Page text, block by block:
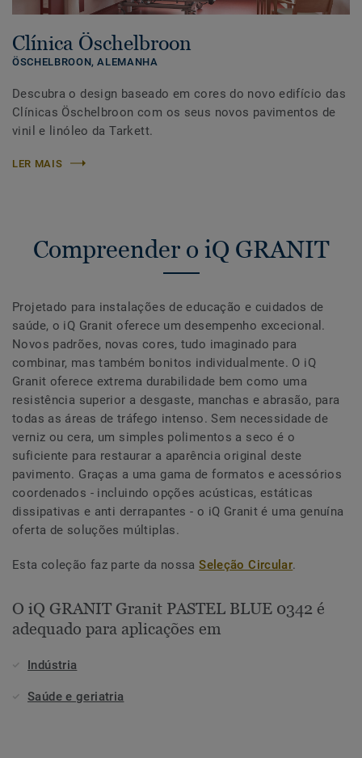
Clínica Öschelbroon
ÖSCHELBROON,ALEMANHA
Descubra o design baseado em cores do novo edifício das
Clínicas Öschelbroon com os seus novos pavimentos de
vinil e linóleo da Tarkett.
LER MAIS
Compreender o iQ GRANIT
Projetado para instalações de educação e cuidados de
saúde, o iQ Granit oferece um desempenho excecional.
Novos padrões, novas cores, tudo imaginado para
combinar, mas também bonitos individualmente. O iQ
Granit oferece extrema durabilidade bem como uma
resistência superior a desgaste, manchas e abrasão, para
todas as áreas de tráfego intenso. Sem necessidade de
verniz ou cera, um simples polimentos a seco é o
suficiente para restaurar a aparência original deste
pavimento. Graças a uma gama de formatos e acessórios
coordenados - incluindo opções acústicas, estáticas
dissipativas e anti derrapantes - o iQ Granit é uma genuína
oferta de soluções múltiplas.
Esta coleção faz parte da nossaSeleção Circular.
O iQ GRANIT Granit PASTEL BLUE 0342 é
adequado para aplicações em
Indústria
Saúde e geriatria